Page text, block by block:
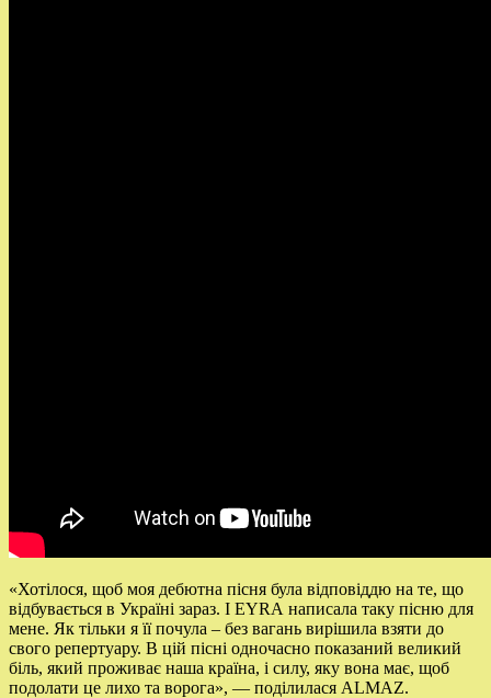
«Хотілося, щоб моя дебютна пісня була відповіддю на те, що
відбувається в Україні зараз. І EYRA написала таку пісню для
мене. Як тільки я її почула – без вагань вирішила взяти до
свого репертуару. В цій пісні одночасно показаний великий
біль, який проживає наша країна, і силу, яку вона має, щоб
подолати це лихо та ворога», — поділилася ALMAZ.